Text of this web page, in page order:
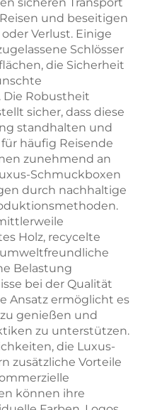
und beseitigen
Verlust. Einige
Schlösser
die Sicherheit
Die Robustheit
sicher, dass diese
standhalten und
häufig Reisende
zunehmend an
Schmuckboxen
durch nachhaltige
Holz, recycelte
Belastung
bei der Qualität
Ansatz ermöglicht es
genießen und
zu unterstützen.
die Luxus-
zusätzliche Vorteile
können ihre